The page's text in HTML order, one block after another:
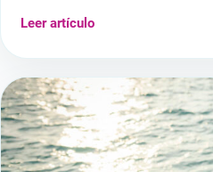
Leer artículo